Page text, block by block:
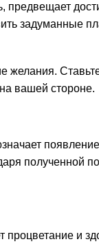
предвещает
задуманные
желания.
вашей стороне.
полученной
процветание и